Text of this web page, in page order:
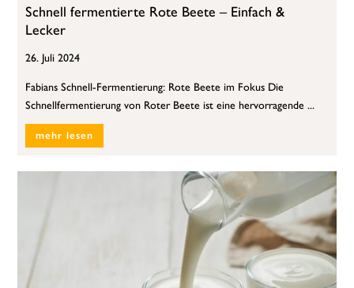
Schnell fermentierte Rote Beete – Einfach &
Lecker
26. Juli 2024
Fabians Schnell-Fermentierung: Rote Beete im Fokus Die
Schnellfermentierung von Roter Beete ist eine hervorragende ...
mehr lesen